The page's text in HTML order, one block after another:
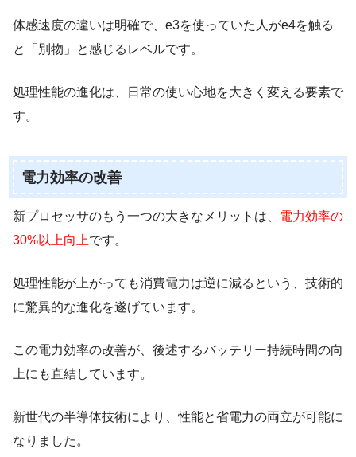
体感速度の違いは明確で、e3を使っていた人がe4を触る
と「別物」と感じるレベルです。
処理性能の進化は、日常の使い心地を大きく変える要素で
す。
電力効率の改善
新プロセッサのもう一つの大きなメリットは、 電力効率の
30%以上向上です。
処理性能が上がっても消費電力は逆に減るという、技術的
に驚異的な進化を遂げています。
この電力効率の改善が、後述するバッテリー持続時間の向
上にも直結しています。
新世代の半導体技術により、性能と省電力の両立が可能に
なりました。